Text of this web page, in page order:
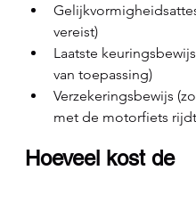
vereist)
Laatste
van toepassing)
Verzekeringsbewijs
met de motorfiets
Hoeveel kost de